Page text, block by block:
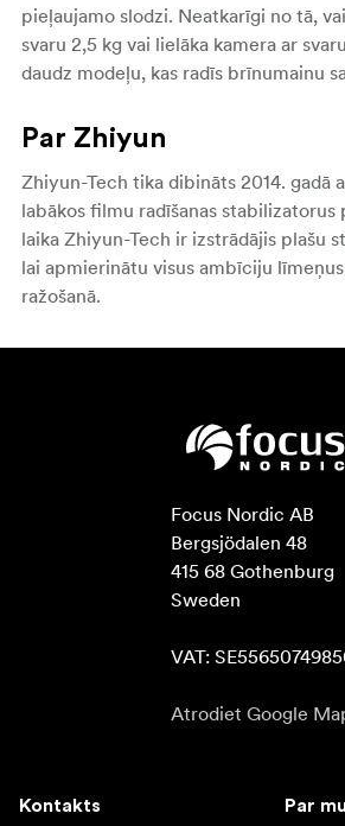
pieļaujamo slodzi. Neatkarīgi no tā,
svaru 2,5 kg vai lielāka kamera ar
daudz modeļu, kas radīs brīnumainu
Par Zhiyun
Zhiyun-Tech tika dibināts 2014. gadā
labākos filmu radīšanas stabilizatorus
laika Zhiyun-Tech ir izstrādājis plašu
lai apmierinātu visus ambīciju
ražošanā.
Focus Nordic AB
Bergsjödalen 48
415 68 Gothenburg
Sweden
VAT:
Atrodiet Google
Kontakts Par